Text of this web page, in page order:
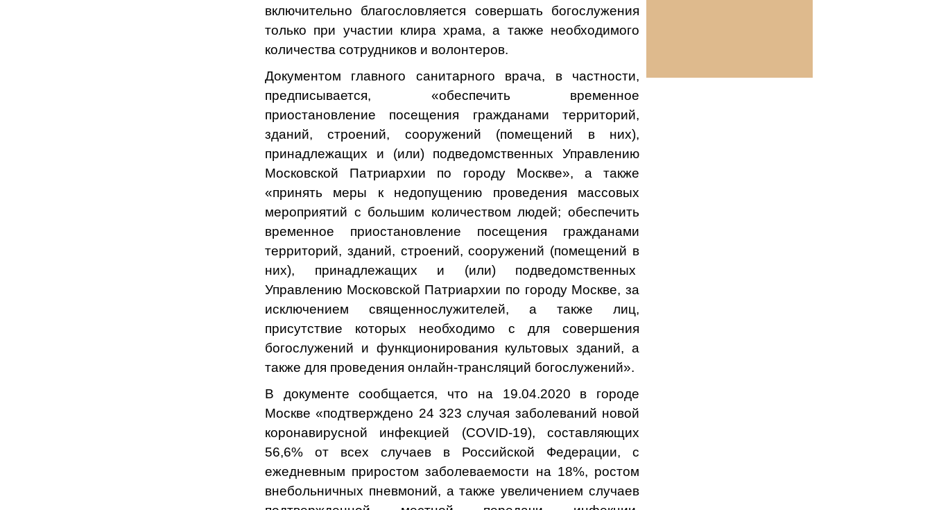
включительно благословляется совершать богослужения
только при участии клира храма, а также необходимого
количества сотрудников и волонтеров.
Документом главного санитарного врача, в частности,
предписывается, «обеспечить временное
приостановление посещения гражданами территорий,
зданий, строений, сооружений (помещений в них),
принадлежащих и (или) подведомственных Управлению
Московской Патриархии по городу Москве», а также
«принять меры к недопущению проведения массовых
мероприятий с большим количеством людей; обеспечить
временное приостановление посещения гражданами
территорий, зданий, строений, сооружений (помещений в
них), принадлежащих и (или) подведомственных
Управлению Московской Патриархии по городу Москве, за
исключением священнослужителей, а также лиц,
присутствие которых необходимо с для совершения
богослужений и функционирования культовых зданий, а
также для проведения онлайн-трансляций богослужений».
В документе сообщается, что на 19.04.2020 в городе
Москве «подтверждено 24 323 случая заболеваний новой
коронавирусной инфекцией (COVID-19), составляющих
56,6% от всех случаев в Российской Федерации, с
ежедневным приростом заболеваемости на 18%, ростом
внебольничных пневмоний, а также увеличением случаев